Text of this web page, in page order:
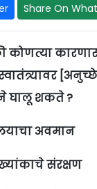
Share On
कोणत्या
घालू शकते ?
अवमान
संरक्षण